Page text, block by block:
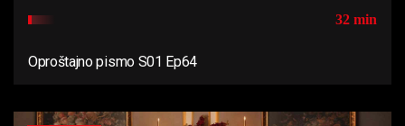
32 min
Oproštajno pismo S01 Ep64